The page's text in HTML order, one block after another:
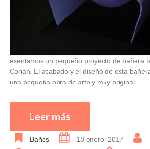
esentamos un pequeño proyecto de bañera
Corian. El acabado y el diseño de esta
una pequeña obra de arte y muy original....
Leer más
Baños 18 enero, 2017